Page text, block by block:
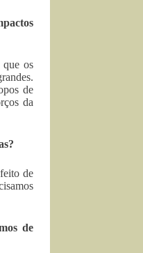
que os
de
da
de
de